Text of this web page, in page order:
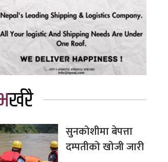
भर्खरै
सुनकोशीमा बेपत्ता
दम्पतीको खोजी जारी